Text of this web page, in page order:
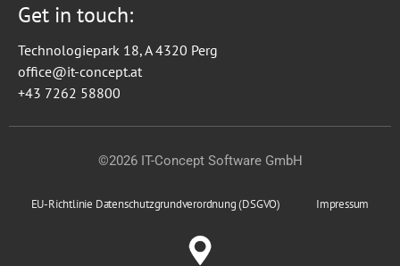
Get in touch:
Technologiepark 18, A 4320 Perg
office@it-concept.at
+43 7262 58800
©2026 IT-Concept Software GmbH
EU-Richtlinie Datenschutzgrundverordnung (DSGVO) Impressum